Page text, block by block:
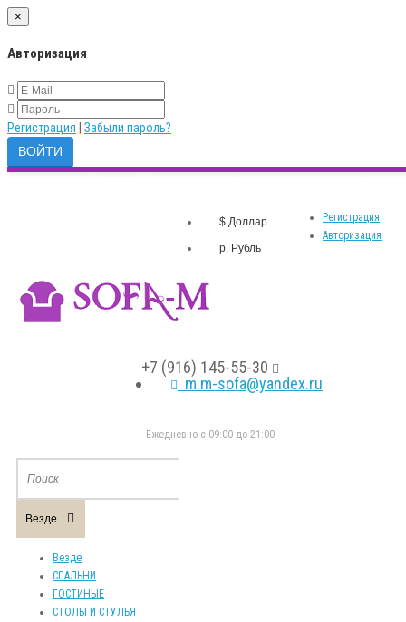
×
Авторизация
Регистрация Забыли пароль?
Регистрация
Авторизация
$ Доллар
р. Рубль
+7 (916) 145-55-30
m.m-sofa@yandex.ru
Eжедневно с 09:00 до 21:00
Везде
Везде
СПАЛЬНИ
ГОСТИНЫЕ
СТОЛЫ И СТУЛЬЯ